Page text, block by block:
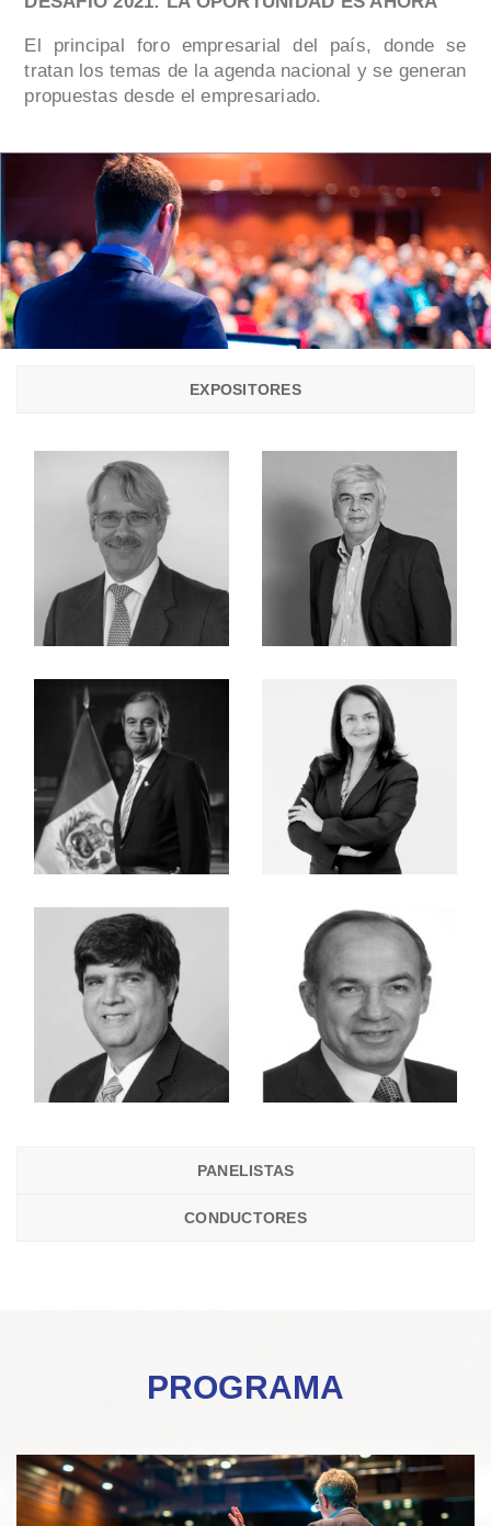
El principal foro empresarial del país, donde se
tratan los temas de la agenda nacional y se generan
propuestas desde el empresariado.
EXPOSITORES
PANELISTAS
CONDUCTORES
PROGRAMA